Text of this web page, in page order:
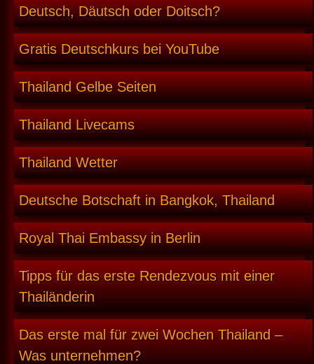
Deutsch, Däutsch oder Doitsch?
Gratis Deutschkurs bei YouTube
Thailand Gelbe Seiten
Thailand Livecams
Thailand Wetter
Deutsche Botschaft in Bangkok, Thailand
Royal Thai Embassy in Berlin
Tipps für das erste Rendezvous mit einer
Thailänderin
Das erste mal für zwei Wochen Thailand –
Was unternehmen?